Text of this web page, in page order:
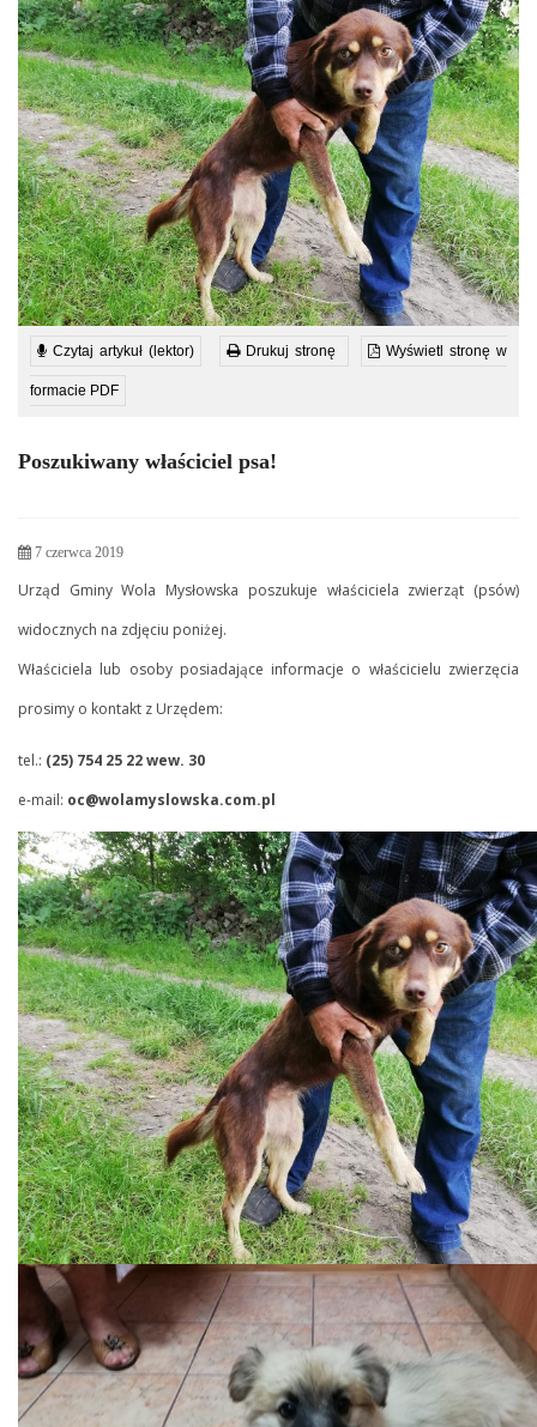
Czytaj artykuł (lektor) Drukuj stronę Wyświetl stronę w
formacie PDF
Poszukiwany właściciel psa!
7 czerwca 2019
Urząd Gminy Wola Mysłowska poszukuje właściciela zwierząt (psów)
widocznych na zdjęciu poniżej.
Właściciela lub osoby posiadające informacje o właścicielu zwierzęcia
prosimy o kontakt z Urzędem:
tel.: (25) 754 25 22 wew. 30
e-mail: oc@wolamyslowska.com.pl